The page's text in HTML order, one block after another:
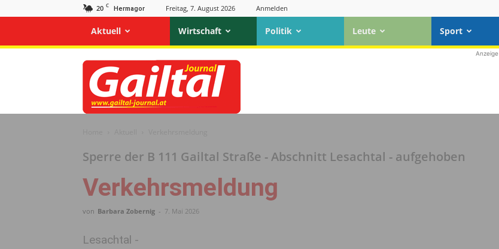
20 C Hermagor Freitag, 7. August 2026 Anmelden
Aktuell Wirtschaft Politik Leute Sport
Gailtal
Journal
Anzeige
Sperre der B 111 Gailtal Straße - Abschnitt Lesachtal - aufgehoben
Verkehrsmeldung
von Barbara Zobernig - 7. Mai 2026
Lesachtal -